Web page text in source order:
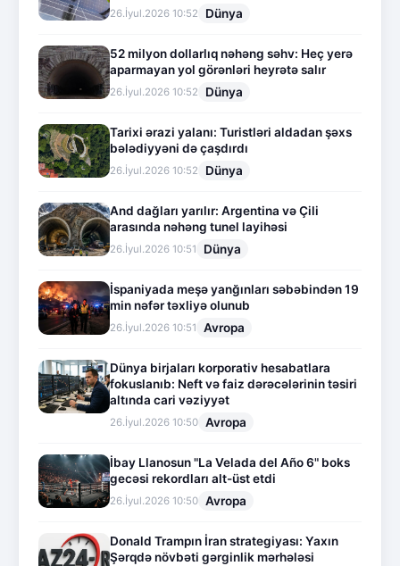
26.İyul.2026 10:52 Dünya
52 milyon dollarlıq nəhəng səhv: Heç yerə
aparmayan yol görənləri heyrətə salır
26.İyul.2026 10:52 Dünya
Tarixi ərazi yalanı: Turistləri aldadan şəxs
bələdiyyəni də çaşdırdı
26.İyul.2026 10:52 Dünya
And dağları yarılır: Argentina və Çili
arasında nəhəng tunel layihəsi
26.İyul.2026 10:51 Dünya
İspaniyada meşə yanğınları səbəbindən 19
min nəfər təxliyə olunub
26.İyul.2026 10:51 Avropa
Dünya birjaları korporativ hesabatlara
fokuslanıb: Neft və faiz dərəcələrinin təsiri
altında cari vəziyyət
26.İyul.2026 10:50 Avropa
İbay Llanosun "La Velada del Año 6" boks
gecəsi rekordları alt-üst etdi
26.İyul.2026 10:50 Avropa
Donald Trampın İran strategiyası: Yaxın
Şərqdə növbəti gərginlik mərhələsi